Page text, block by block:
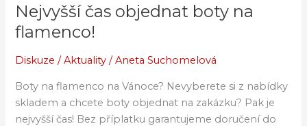
Nejvyšší čas objednat boty na
flamenco!
Diskuze /Aktuality /Aneta Suchomelová
Boty na flamenco na Vánoce? Nevyberete si z nabídky
skladem a chcete boty objednat na zakázku? Pak je
nejvyšší čas! Bez příplatku garantujeme doručení do
Nejvyšší
čas
objednat
boty
flamenco!